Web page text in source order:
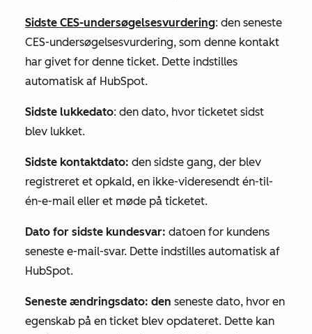
Sidste CES-undersøgelsesvurdering: den seneste
CES-undersøgelsesvurdering, som denne kontakt
har givet for denne ticket. Dette indstilles
automatisk af HubSpot.
Sidste lukkedato: den dato, hvor ticketet sidst
blev lukket.
Sidste kontaktdato: den sidste gang, der blev
registreret et opkald, en ikke-videresendt én-til-
én-e-mail eller et møde på ticketet.
Dato for sidste kundesvar: datoen for kundens
seneste e-mail-svar. Dette indstilles automatisk af
HubSpot.
Seneste ændringsdato: den seneste dato, hvor en
egenskab på en ticket blev opdateret. Dette kan